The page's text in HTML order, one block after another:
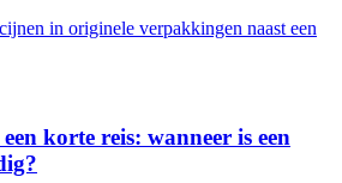
korte reis: wanneer is een